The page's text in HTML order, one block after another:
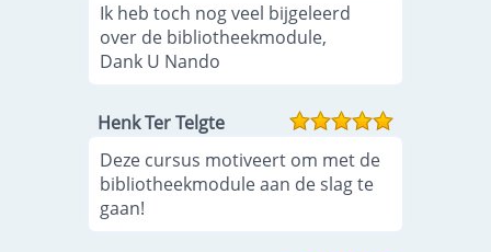
Ik heb toch nog veel bijgeleerd
over de bibliotheekmodule,
Dank U Nando
Henk Ter Telgte
Deze cursus motiveert om met de
bibliotheekmodule aan de slag te
gaan!